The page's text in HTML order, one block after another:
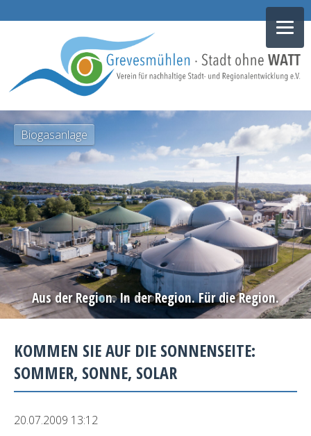
NAVIGATION
ÜBERSPRINGEN
Aus der Region. In der Region. Für die Region.
Biogasanlage
KOMMEN SIE AUF DIE SONNENSEITE:
SOMMER, SONNE, SOLAR
20.07.2009 13:12